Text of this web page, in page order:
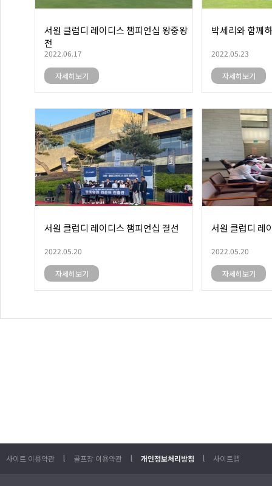
서원 클럽디 레이디스 챔피언십 왕중왕
전
2022.06.17
자세히보기
박세리와 함께
2022.05.23
자세히보기
서원 클럽디 레이디스 챔피언십 결선
2022.05.20
자세히보기
서원 클럽디 레
2022.05.20
자세히보기
사이트 이용약관 l 골프장 이용약관 l 개인정보처리방침 l 사이트맵